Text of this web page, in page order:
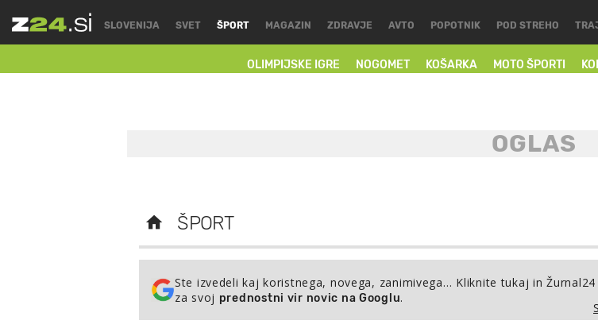
SLOVENIJA SVET ŠPORT
OLIMPIJSKE IGRE NOGOMET KOŠARKA MOTO ŠPORTI
MAGAZIN ZDRAVJE AVTO POPOTNIK POD STREHO
ŠPORT
Ste izvedeli kaj koristnega, novega, zanimivega… Kliknite tukaj in
za svoj prednostni vir novic na Googlu.